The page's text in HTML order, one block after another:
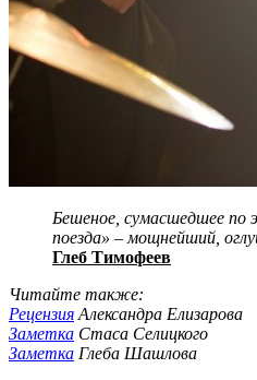
Бешеное, сумасшедшее по
поезда» – мощнейший,
Глеб Тимофеев
Читайте также:
РецензияАлександра Елизарова
Заметка Стаса Селицкого
Заметка Глеба Шашлова